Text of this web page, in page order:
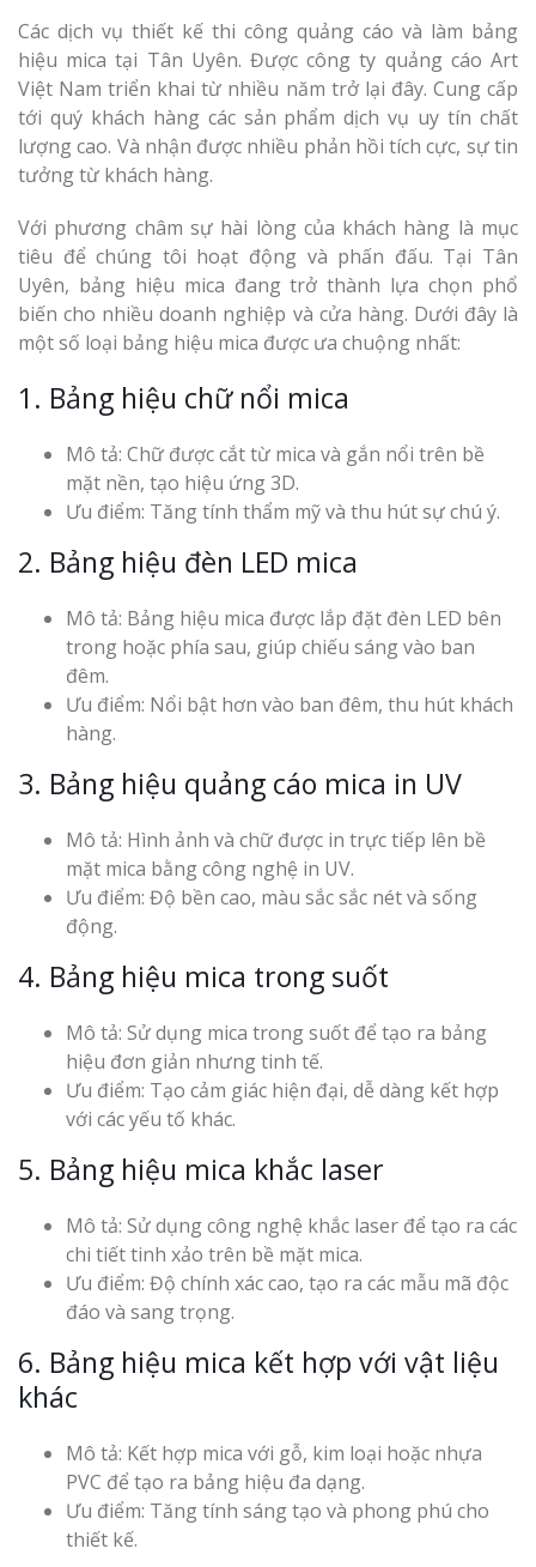
Các dịch vụ thiết kế thi công quảng cáo và làm bảng
hiệu mica tại Tân Uyên. Được công ty quảng cáo Art
Việt Nam triển khai từ nhiều năm trở lại đây. Cung cấp
tới quý khách hàng các sản phẩm dịch vụ uy tín chất
lượng cao. Và nhận được nhiều phản hồi tích cực, sự tin
tưởng từ khách hàng.
Với phương châm sự hài lòng của khách hàng là mục
tiêu để chúng tôi hoạt động và phấn đấu. Tại Tân
Uyên, bảng hiệu mica đang trở thành lựa chọn phổ
biến cho nhiều doanh nghiệp và cửa hàng. Dưới đây là
một số loại bảng hiệu mica được ưa chuộng nhất:
1. Bảng hiệu chữ nổi mica
Mô tả: Chữ được cắt từ mica và gắn nổi trên bề
mặt nền, tạo hiệu ứng 3D.
Ưu điểm: Tăng tính thẩm mỹ và thu hút sự chú ý.
2. Bảng hiệu đèn LED mica
Mô tả: Bảng hiệu mica được lắp đặt đèn LED bên
trong hoặc phía sau, giúp chiếu sáng vào ban
đêm.
Ưu điểm: Nổi bật hơn vào ban đêm, thu hút khách
hàng.
3. Bảng hiệu quảng cáo mica in UV
Mô tả: Hình ảnh và chữ được in trực tiếp lên bề
mặt mica bằng công nghệ in UV.
Ưu điểm: Độ bền cao, màu sắc sắc nét và sống
động.
4. Bảng hiệu mica trong suốt
Mô tả: Sử dụng mica trong suốt để tạo ra bảng
hiệu đơn giản nhưng tinh tế.
Ưu điểm: Tạo cảm giác hiện đại, dễ dàng kết hợp
với các yếu tố khác.
5. Bảng hiệu mica khắc laser
Mô tả: Sử dụng công nghệ khắc laser để tạo ra các
chi tiết tinh xảo trên bề mặt mica.
Ưu điểm: Độ chính xác cao, tạo ra các mẫu mã độc
đáo và sang trọng.
6. Bảng hiệu mica kết hợp với vật liệu
khác
Mô tả: Kết hợp mica với gỗ, kim loại hoặc nhựa
PVC để tạo ra bảng hiệu đa dạng.
Ưu điểm: Tăng tính sáng tạo và phong phú cho
thiết kế.